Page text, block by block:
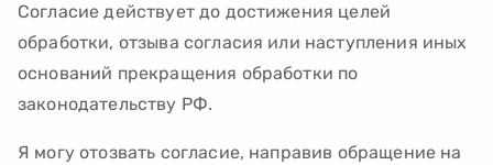
Согласие действует до достижения целей
обработки, отзыва согласия или наступления иных
оснований прекращения обработки по
законодательству РФ.
Я могу отозвать согласие, направив обращение на